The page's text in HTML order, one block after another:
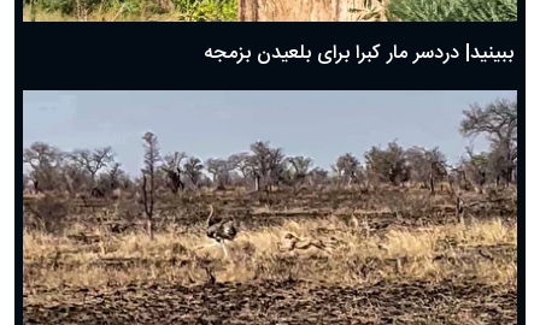
ببینید| دردسر مار کبرا برای بلعیدن بزمجه